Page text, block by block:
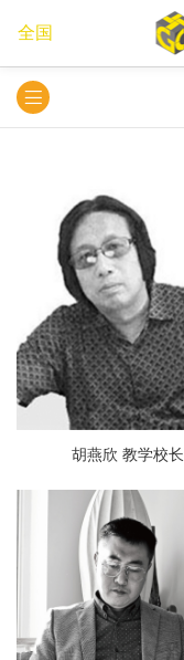
全国
胡燕欣 教学校长